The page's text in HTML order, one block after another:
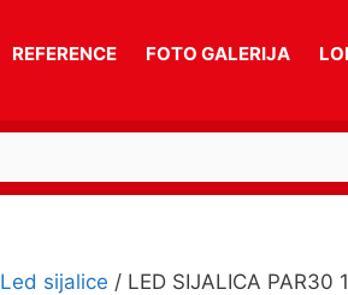
REFERENCE FOTO GALERIJA
Led sijalice / LED SIJALICA